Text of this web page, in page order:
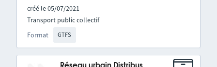
créé le 05/07/2021
Format GTFS
Transport public collectif